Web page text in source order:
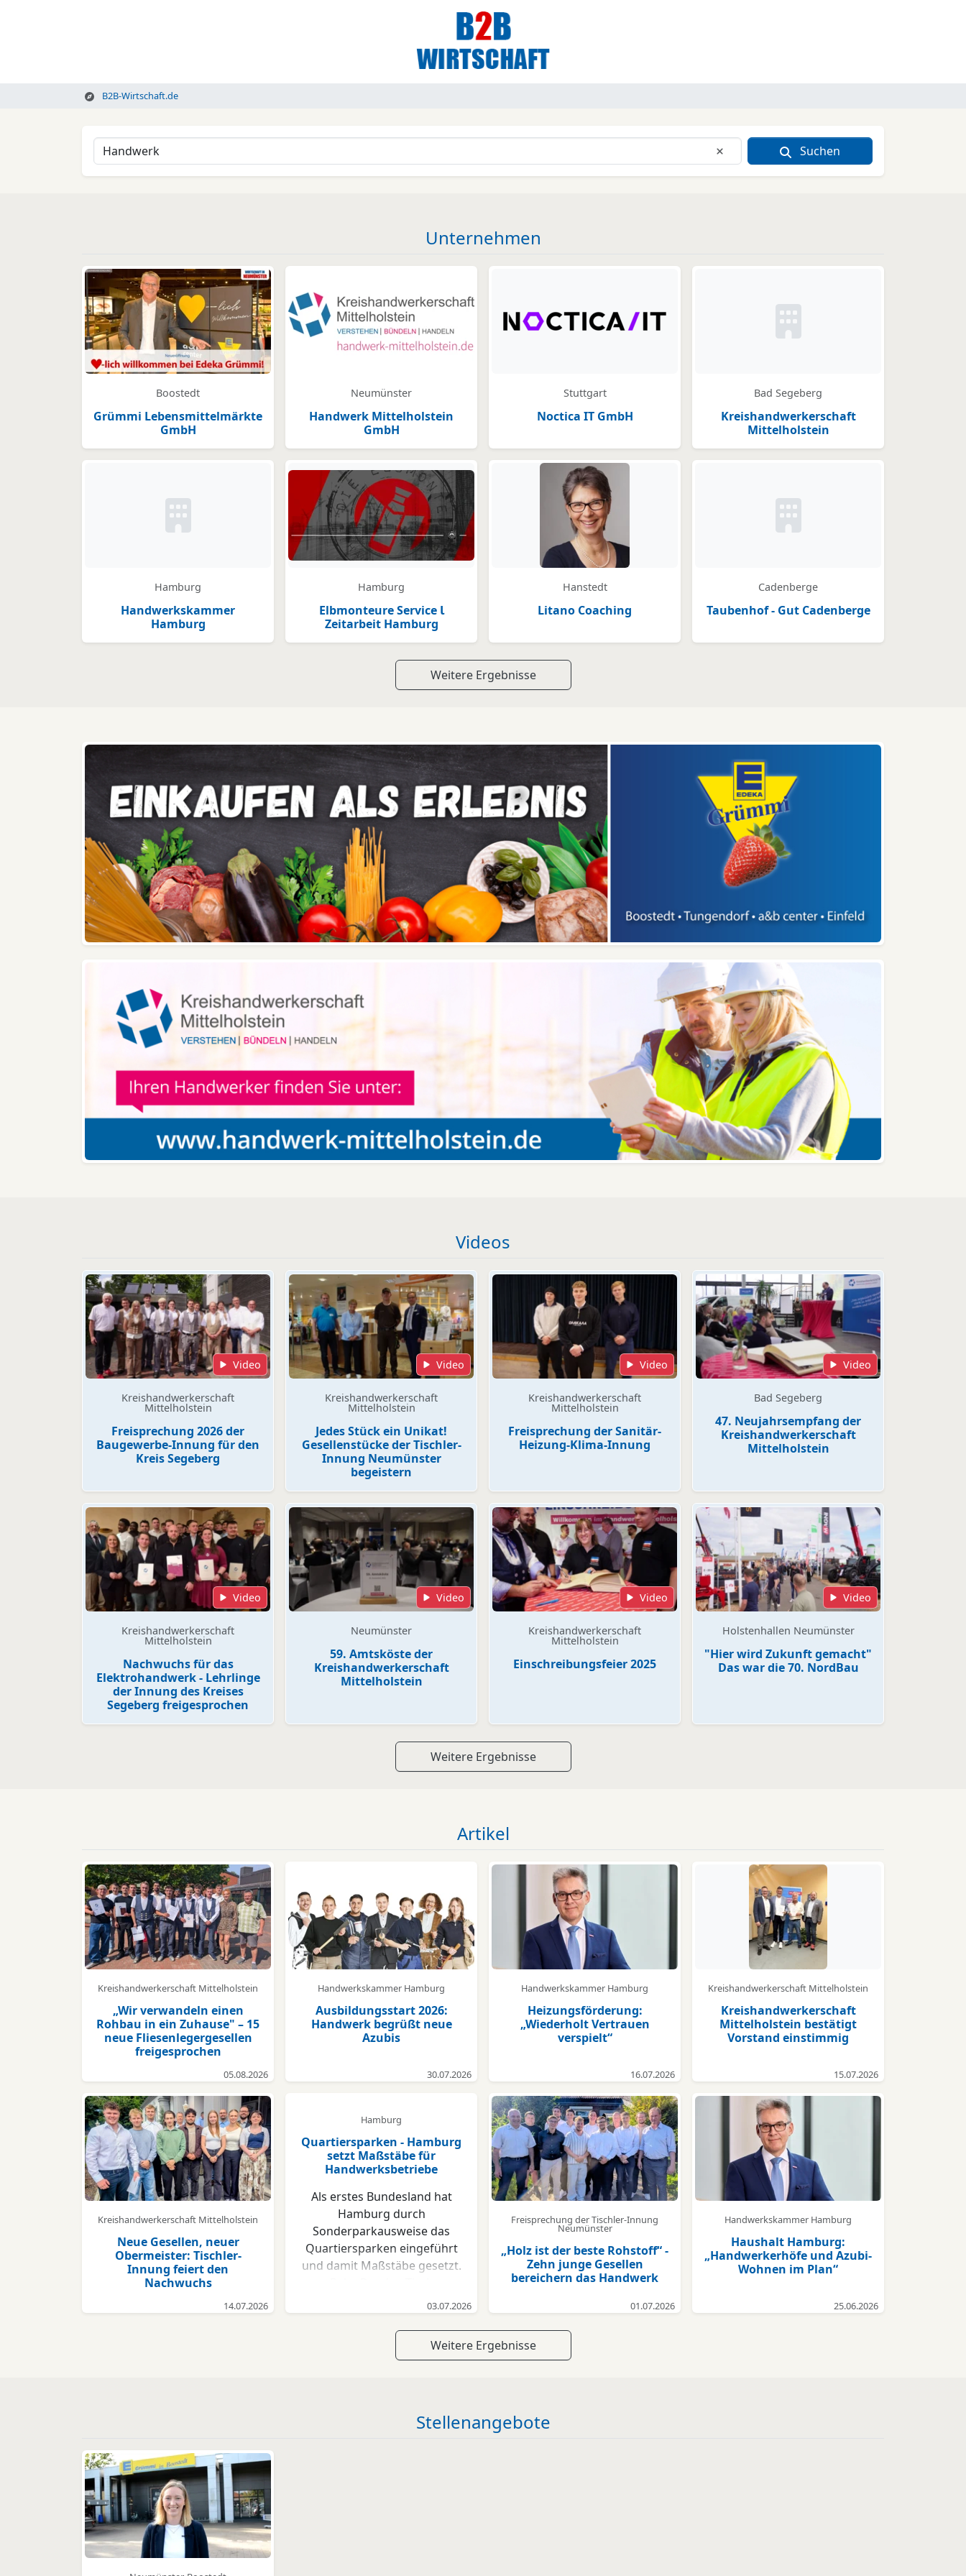
B2B-Wirtschaft.de
Eingabe löschen
Suchen
Unternehmen
Boostedt
Grümmi Lebensmittelmärkte
GmbH
Neumünster
Handwerk Mittelholstein
GmbH
Stuttgart
Noctica IT GmbH
Kein Bild oder Logo hinterlegt
Bad Segeberg
Kreishandwerkerschaft
Mittelholstein
Kein Bild oder Logo hinterlegt
Hamburg
Handwerkskammer
Hamburg
Hamburg
Elbmonteure Service Ɩ
Zeitarbeit Hamburg
Hanstedt
Litano Coaching
Kein Bild oder Logo hinterlegt
Cadenberge
Taubenhof - Gut Cadenberge
Weitere Ergebnisse
Videos
Video
Kreishandwerkerschaft
Mittelholstein
Freisprechung 2026 der
Baugewerbe-Innung für den
Kreis Segeberg
Video
Kreishandwerkerschaft
Mittelholstein
Jedes Stück ein Unikat!
Gesellenstücke der Tischler-
Innung Neumünster
begeistern
Video
Kreishandwerkerschaft
Mittelholstein
Freisprechung der Sanitär-
Heizung-Klima-Innung
Video
Bad Segeberg
47. Neujahrsempfang der
Kreishandwerkerschaft
Mittelholstein
Video
Kreishandwerkerschaft
Mittelholstein
Nachwuchs für das
Elektrohandwerk - Lehrlinge
der Innung des Kreises
Segeberg freigesprochen
Video
Neumünster
59. Amtsköste der
Kreishandwerkerschaft
Mittelholstein
Video
Kreishandwerkerschaft
Mittelholstein
Einschreibungsfeier 2025
Video
Holstenhallen Neumünster
"Hier wird Zukunft gemacht"
Das war die 70. NordBau
Weitere Ergebnisse
Artikel
Kreishandwerkerschaft Mittelholstein
„Wir verwandeln einen
Rohbau in ein Zuhause" – 15
neue Fliesenlegergesellen
freigesprochen
05.08.2026
Handwerkskammer Hamburg
Ausbildungsstart 2026:
Handwerk begrüßt neue
Azubis
30.07.2026
Handwerkskammer Hamburg
Heizungsförderung:
„Wiederholt Vertrauen
verspielt“
16.07.2026
Kreishandwerkerschaft Mittelholstein
Kreishandwerkerschaft
Mittelholstein bestätigt
Vorstand einstimmig
15.07.2026
Kreishandwerkerschaft Mittelholstein
Neue Gesellen, neuer
Obermeister: Tischler-
Innung feiert den
Nachwuchs
14.07.2026
Hamburg
Quartiersparken - Hamburg
setzt Maßstäbe für
Handwerksbetriebe
Als erstes Bundesland hat
Hamburg durch
Sonderparkausweise das
Quartiersparken eingeführt
und damit Maßstäbe gesetzt.
bestätigten Vertreterinnen
und Vertreter des
Paritätischen
Wohlfahrtsverbands, der
System funktioniert. Einigkeit
03.07.2026
Freisprechung der Tischler-Innung
Neumünster
„Holz ist der beste Rohstoff“ -
Zehn junge Gesellen
bereichern das Handwerk
01.07.2026
Handwerkskammer Hamburg
Haushalt Hamburg:
„Handwerkerhöfe und Azubi-
Wohnen im Plan“
25.06.2026
Weitere Ergebnisse
Stellenangebote